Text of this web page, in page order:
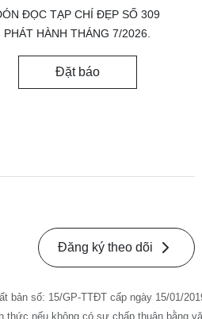
ĐỌC TẠP CHÍ ĐẸP SỐ 309
PHÁT HÀNH THÁNG 7/2026.
Đặt báo
Đăng ký theo dõi
bản số: 15/GP-TTĐT cấp ngày 15/01/
thức nếu không có sự chấp thuận bằng